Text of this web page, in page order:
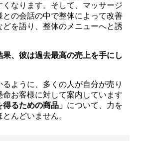
くなります。そして、マッサージ
との会話の中で整体によって改善
どを語り、整体のメニューへと誘
果、彼は過去最高の売上を手にし
るように、多くの人が自分が売り
命お客様に対して案内しています
得るための商品」 について、力を
んどいません。